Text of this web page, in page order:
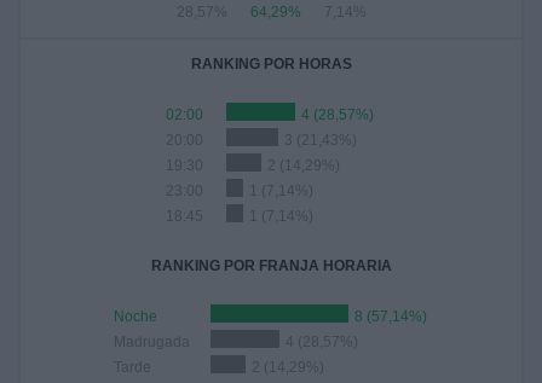
28,57% 64,29% 7,14%
RANKING POR HORAS
02:00
4 (28,57%)
20:00
3 (21,43%)
19:30
2 (14,29%)
23:00
1 (7,14%)
18:45
1 (7,14%)
RANKING POR FRANJA HORARIA
Noche
8 (57,14%)
Madrugada
4 (28,57%)
Tarde
2 (14,29%)